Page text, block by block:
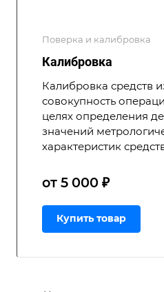
Поверка и калибровка
Калибровка
Калибровка средств
совокупность
целях определения
значений
характеристик
от 5 000 ₽
Купить товар